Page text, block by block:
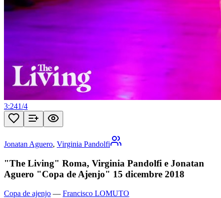
3:241/4
Jonatan Aguero, Virginia Pandolfi
"The Living" Roma, Virginia Pandolfi e Jonatan
Aguero "Copa de Ajenjo" 15 dicembre 2018
Copa de ajenjo — Francisco LOMUTO